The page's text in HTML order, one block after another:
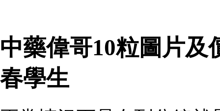
中藥偉哥10粒圖片及
春學生